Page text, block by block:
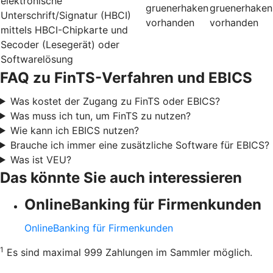
Unterschrift/Signatur (HBCI)
mittels HBCI-Chipkarte und
Secoder (Lesegerät) oder
Softwarelösung
gruenerhaken
vorhanden
gruenerhaken
vorhanden
FAQ zu FinTS-Verfahren und EBICS
Was kostet der Zugang zu FinTS oder EBICS?
Was muss ich tun, um FinTS zu nutzen?
Wie kann ich EBICS nutzen?
Brauche ich immer eine zusätzliche Software für EBICS?
Was ist VEU?
Das könnte Sie auch interessieren
OnlineBanking für Firmenkunden
OnlineBanking für Firmenkunden
1 Es sind maximal 999 Zahlungen im Sammler möglich.